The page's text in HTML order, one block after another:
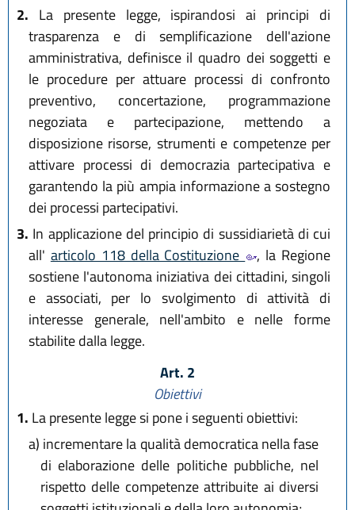
2. La presente legge, ispirandosi ai principi di
trasparenza e di semplificazione dell'azione
amministrativa, definisce il quadro dei soggetti e
le procedure per attuare processi di confronto
preventivo, concertazione, programmazione
negoziata e partecipazione, mettendo a
disposizione risorse, strumenti e competenze per
attivare processi di democrazia partecipativa e
garantendo la più ampia informazione a sostegno
dei processi partecipativi.
3. In applicazione del principio di sussidiarietà di cui
all' articolo 118 della Costituzione
, la Regione
sostiene l'autonoma iniziativa dei cittadini, singoli
e associati, per lo svolgimento di attività di
interesse generale, nell'ambito e nelle forme
stabilite dalla legge.
Art. 2
Obiettivi
1. La presente legge si pone i seguenti obiettivi:
a) incrementare la qualità democratica nella fase
di elaborazione delle politiche pubbliche, nel
rispetto delle competenze attribuite ai diversi